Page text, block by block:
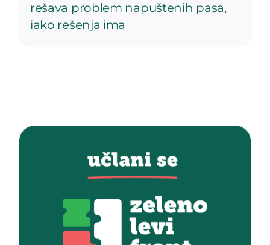
rešava problem napuštenih pasa,
iako rešenja ima